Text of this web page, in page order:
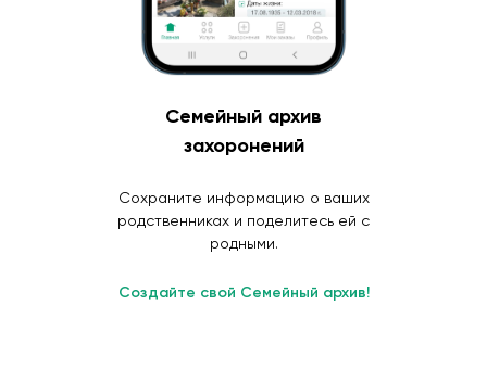
Семейный архив
захоронений
Сохраните информацию о ваших
родственниках и поделитесь ей с
родными.
Создайте свой Семейный архив!